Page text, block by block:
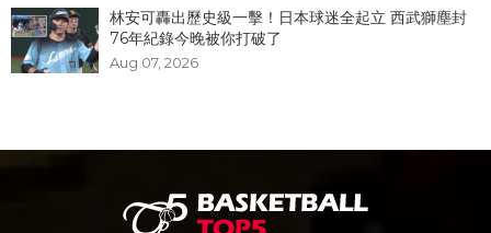
林安可轟出歷史級一擊！日本球迷全起立 西武獅塵封
76年紀錄今晚被你打破了
Aug 07, 2026